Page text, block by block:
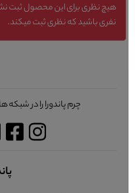
هیچ نظری برای این محصول ثبت
نفری باشید که نظری ثبت میکند.
چرم پاندورا را در شبکه